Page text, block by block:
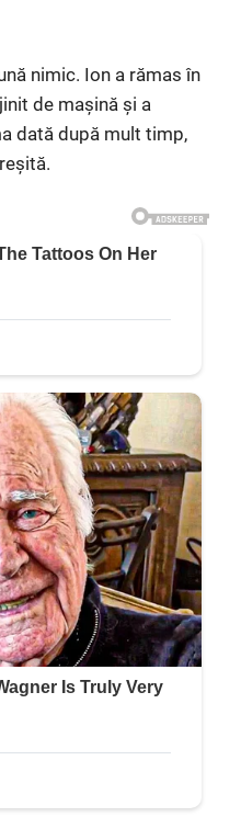
nimic. Ion a rămas în
de mașină și a
dată după mult timp,